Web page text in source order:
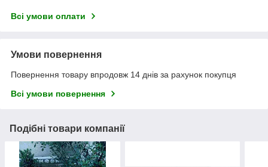
Всі умови оплати
Умови повернення
Повернення товару впродовж 14 днів за рахунок покупця
Всі умови повернення
Подібні товари компанії